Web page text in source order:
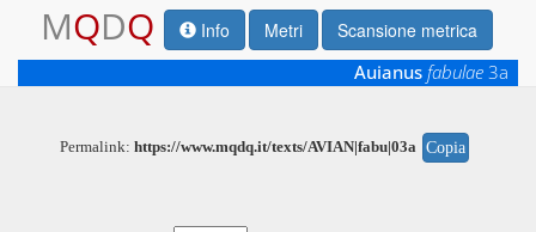
MQDQ Info Metri
Scansione metrica
Auianus fabulae3a
Permalink: https://www.mqdq.it/texts/AVIAN|fabu|03a Copia